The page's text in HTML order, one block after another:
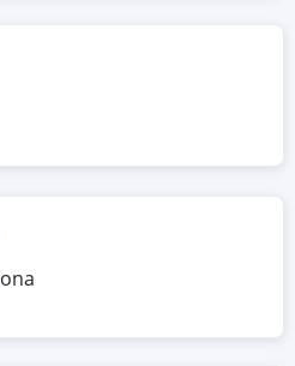
Barcelona,